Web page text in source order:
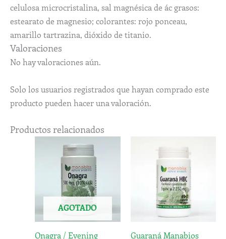
celulosa microcristalina, sal magnésica de ác grasos:
estearato de magnesio; colorantes: rojo ponceau,
amarillo tartrazina, dióxido de titanio.
Valoraciones
No hay valoraciones aún.
Solo los usuarios registrados que hayan comprado este
producto pueden hacer una valoración.
Productos relacionados
AGOTADO
Onagra / Evening Guaraná Manabios